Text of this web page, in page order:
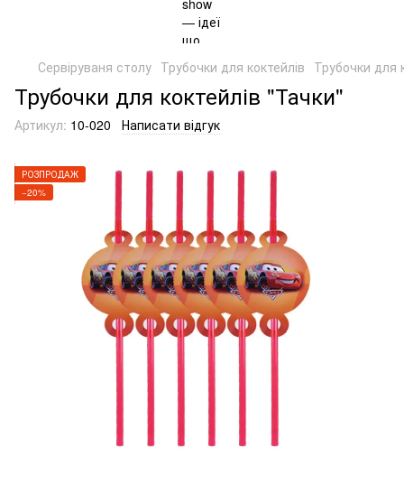
Сервіруваня столу Трубочки для коктейлів Трубочки для
Трубочки для коктейлів "Тачки"
Артикул: 10-020 Написати відгук
РОЗПРОДАЖ
−20%